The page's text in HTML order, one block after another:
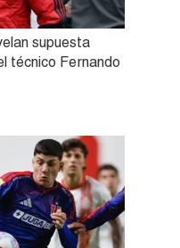
supuesta
técnico Fernando